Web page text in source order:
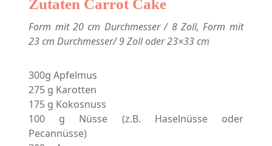
Zutaten Carrot Cake
Form mit 20 cm Durchmesser / 8 Zoll, Form mit
23 cm Durchmesser/ 9 Zoll oder 23×33 cm
300g Apfelmus
275 g Karotten
175 g Kokosnuss
100 g Nüsse (z.B. Haselnüsse oder
Pecannüsse)